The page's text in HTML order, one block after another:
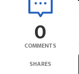
0
COMMENTS
SHARES